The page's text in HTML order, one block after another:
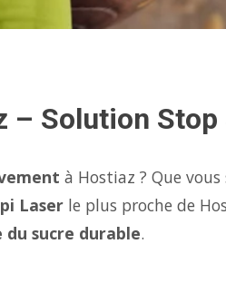
– Solution
à Hostiaz ? Que
Laser le plus proche de
du sucre durable.